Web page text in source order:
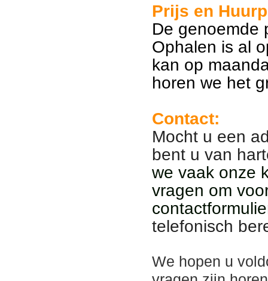
Prijs en
De genoemde
Ophalen is al
kan op
horen we het
Contact:
Mocht u een
bent u van
we vaak onze
vragen om
telefonisch
We hopen u